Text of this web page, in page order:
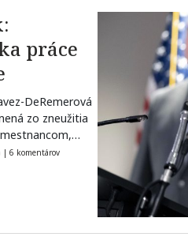
práce
DeRemerová
zo zneužitia
| 6 komentárov